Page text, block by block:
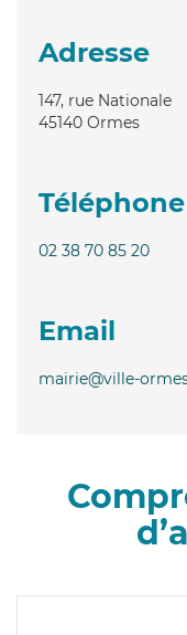
Adresse
147, rue Nationale
45140 Ormes
Téléphone
02 38 70 85 20
Email
mairie@ville-